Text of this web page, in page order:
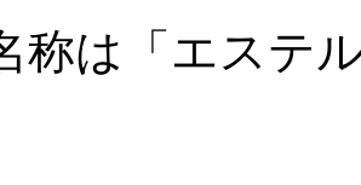
称は「エステ